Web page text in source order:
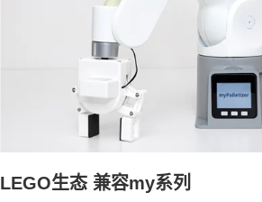
LEGO生态 兼容my系列